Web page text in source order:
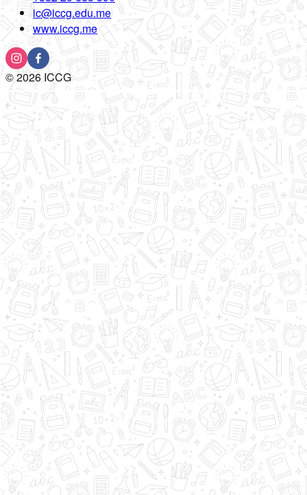
ic@iccg.edu.me
www.iccg.me
©2026ICCG